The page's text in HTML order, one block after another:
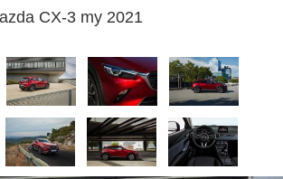
CX-3 my 2021